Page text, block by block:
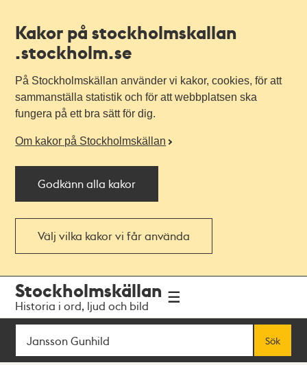
Kakor på stockholmskallan
.stockholm.se
På Stockholmskällan använder vi kakor, cookies, för att
sammanställa statistik och för att webbplatsen ska
fungera på ett bra sätt för dig.
Om kakor på Stockholmskällan
Godkänn alla kakor
Välj vilka kakor vi får använda
navigationen
huvudinnehållet
Stockholmskällan
Historia i ord, ljud och bild
Sök
Sök